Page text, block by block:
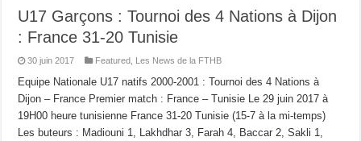
U17 Garçons : Tournoi des 4 Nations à Dijon
: France 31-20 Tunisie
30 juin 2017 Featured Les News de la FTHB
Equipe Nationale U17 natifs 2000-2001 : Tournoi des 4 Nations à
Dijon – France Premier match : France – Tunisie Le 29 juin 2017 à
19H00 heure tunisienne France 31-20 Tunisie (15-7 à la mi-temps)
Les buteurs : Madiouni 1, Lakhdhar 3, Farah 4, Baccar 2, Sakli 1,